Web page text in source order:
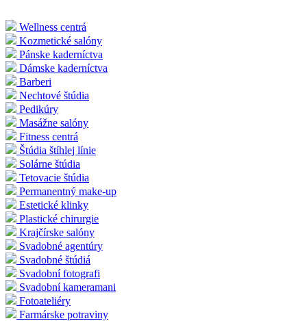
Wellness centrá
Kozmetické salóny
Pánske kaderníctva
Dámske kaderníctva
Barberi
Nechtové štúdia
Pedikúry
Masážne salóny
Fitness centrá
Štúdia štíhlej línie
Solárne štúdia
Tetovacie štúdia
Permanentný make-up
Estetické klinky
Plastické chirurgie
Krajčírske salóny
Svadobné agentúry
Svadobné štúdiá
Svadobní fotografi
Svadobní kameramani
Fotoateliéry
Farmárske potraviny